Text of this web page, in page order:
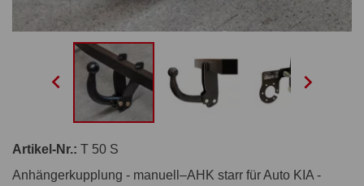
 
Artikel-Nr.: T 50 S
Anhängerkupplung - manuell–AHK starr für Auto KIA -